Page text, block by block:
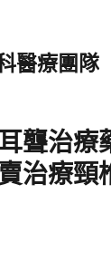
醫療團隊
聾治療
治療頸